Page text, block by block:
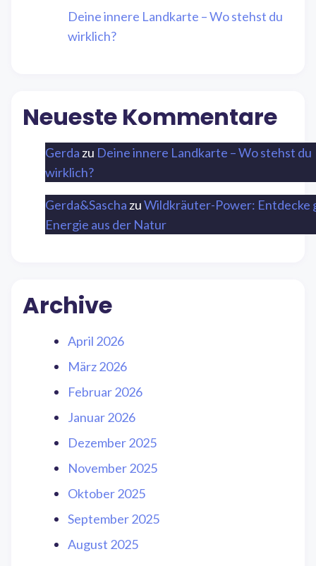
Deine innere Landkarte – Wo stehst du
wirklich?
Neueste Kommentare
Gerdazu Deine innere Landkarte – Wo stehst du
wirklich?
Gerda&SaschazuWildkräuter-Power: Entdecke
Energie aus der Natur
Archive
April 2026
März 2026
Februar 2026
Januar 2026
Dezember 2025
November 2025
Oktober 2025
September 2025
August 2025